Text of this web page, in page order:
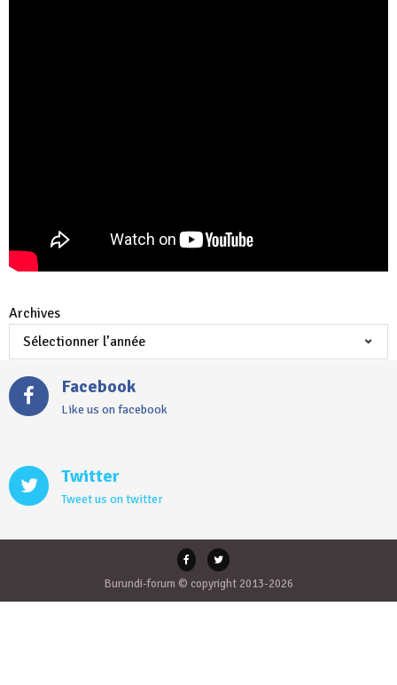
Archives
Facebook
Like us on facebook
Twitter
Tweet us on twitter
Burundi-forum © copyright 2013-2026